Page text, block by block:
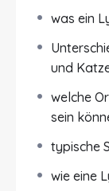
Diagnose
kann ich
fundiertes,
rund um
es, dir
dich dabei
was ein
und
welche
sein
typische
wie eine